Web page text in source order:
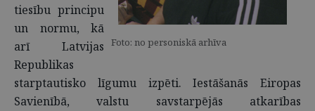
Foto: no personiskā arhīva
tiesību principu
un normu, kā
arī Latvijas
Republikas
starptautisko līgumu izpēti. Iestāšanās Eiropas
Savienībā, valstu savstarpējās atkarības